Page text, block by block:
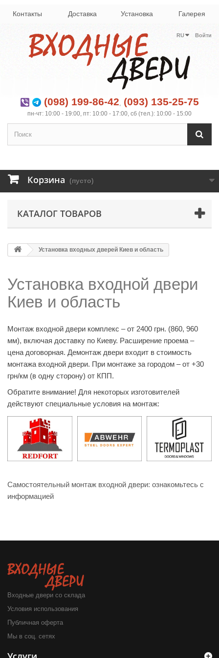
Контакты Доставка Установка Галерея
Войти
RU
(098) 199-86-42, (093) 135-25-75
пн-чт: 10:00 - 19:00, пт: 10:00 - 17:00, сб (тел.): 10:00 - 15:00
Корзина (пусто)
КАТАЛОГ ТОВАРОВ
Установка входных дверей Киев и область
Установка входной двери
Киев и область
Монтаж входной двери комплекс – от 2400 грн. (860, 960
мм), включая доставку по Киеву. Расширение проема –
цена договорная. Демонтаж двери входит в стоимость
монтажа входной двери. При монтаже за городом – от +30
грн/км (в одну сторону) от КПП.
Обратите внимание! Для некоторых изготовителей
действуют специальные условия на монтаж:
Самостоятельный монтаж входной двери: ознакомьтесь с
информацией
Входные двери со склада
Условия использования
Публичная оферта
Мы в соц. сетях